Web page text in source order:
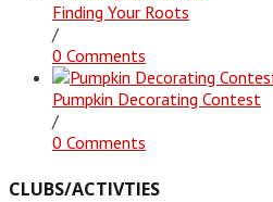
Finding Your Roots
/
0 Comments
Pumpkin Decorating Contest
/
0 Comments
CLUBS/ACTIVTIES